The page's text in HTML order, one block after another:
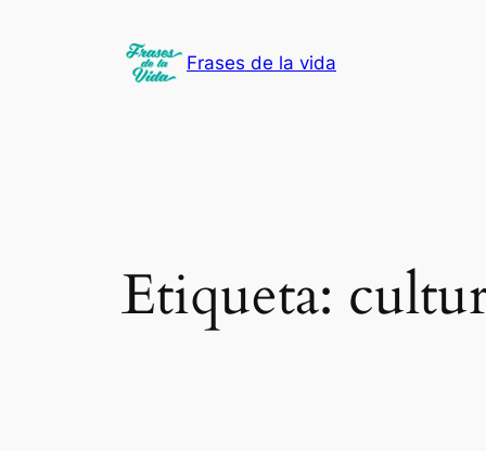
Frases de la vida
Etiqueta: